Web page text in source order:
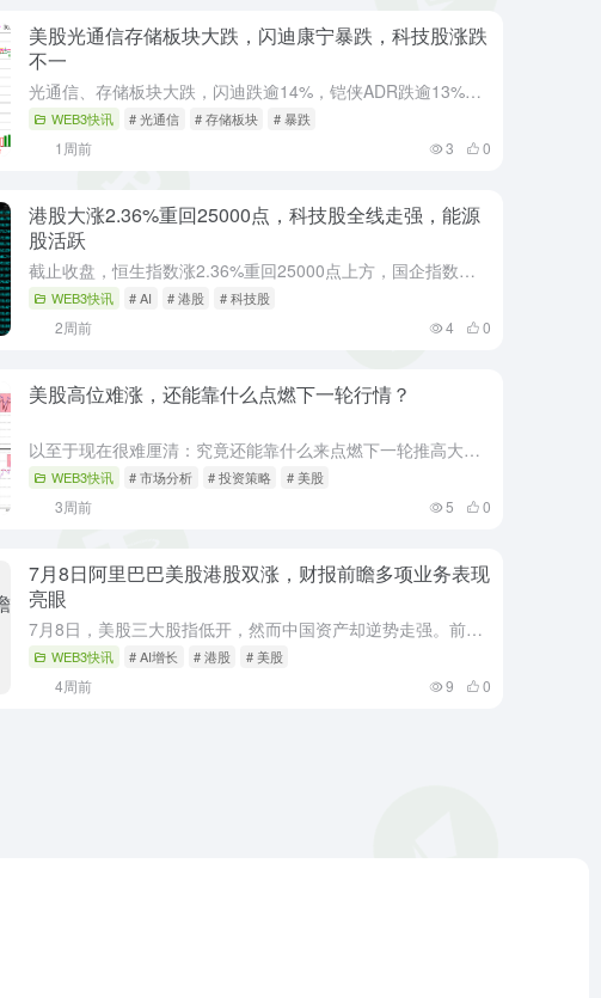
美股光通信存储板块大跌，闪迪康宁暴跌，科技股涨跌
不一
光通信、存储板块大跌，闪迪跌逾14%，铠侠ADR跌逾13%，康宁跌超12%，Coherent跌超10%，SK海力士、Lumentum、希捷科技、美光科技、AMD跌逾8%，Ciena、迈威尔科技、Cre...
WEB3快讯 # 光通信 # 存储板块 # 暴跌
1周前 3 0
港股大涨2.36%重回25000点，科技股全线走强，能源
股活跃
截止收盘，恒生指数涨2.36%重回25000点上方，国企指数、恒生科技指数分别上涨3.01%及2.79%，恒科指曾一度大涨至3.6%。
WEB3快讯 # AI # 港股 # 科技股
2周前 4 0
美股高位难涨，还能靠什么点燃下一轮行情？
以至于现在很难厘清：究竟还能靠什么来点燃下一轮推高大盘的引信？Privorotsky指出，“美股能否继续上涨，接下来的核心将取决于企业给出的业绩指引和市场仓位结构，而非新闻头条本身。在此期间，下一波上...
WEB3快讯 # 市场分析 # 投资策略 # 美股
3周前 5 0
7月8日阿里巴巴美股港股双涨，财报前瞻多项业务表现
亮眼
7月8日，美股三大股指低开，然而中国资产却逆势走强。前瞻消息显示，在云和AI领域，阿里云季度收入增长加速至45%左右，大超市场预期。前瞻显示，阿里巴巴基本面稳健，体现了在当前消费环境下的利润韧性和强劲...
WEB3快讯 # AI增长 # 港股 # 美股
4周前 9 0